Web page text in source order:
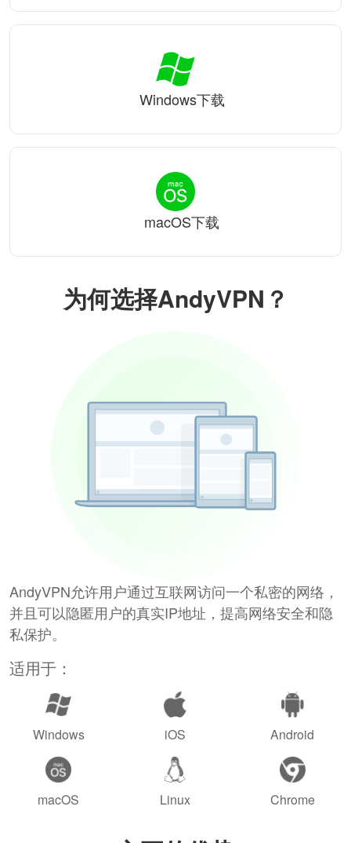
为何选择AndyVPN？
AndyVPN允许用户通过互联网访问一个私密的网络，
并且可以隐匿用户的真实IP地址，提高网络安全和隐
私保护。
适用于：
Windows iOS Android
macOS Linux Chrome
Windows下载
macOS下载